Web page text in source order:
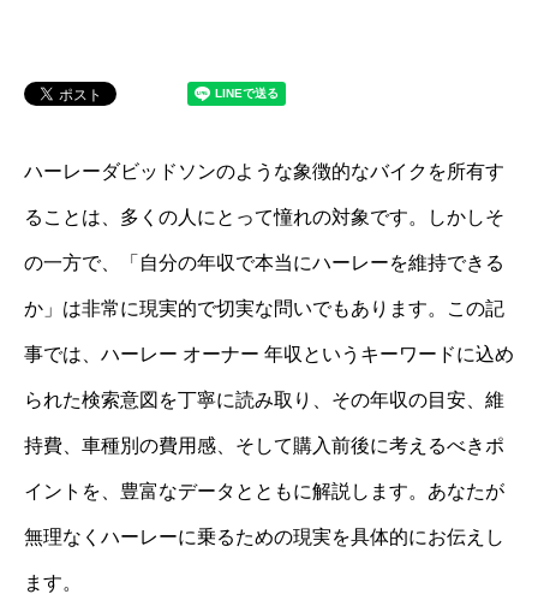
ハーレーダビッドソンのような象徴的なバイクを所有す
ることは、多くの人にとって憧れの対象です。しかしそ
の一方で、「自分の年収で本当にハーレーを維持できる
か」は非常に現実的で切実な問いでもあります。この記
事では、ハーレー オーナー 年収というキーワードに込め
られた検索意図を丁寧に読み取り、その年収の目安、維
持費、車種別の費用感、そして購入前後に考えるべきポ
イントを、豊富なデータとともに解説します。あなたが
無理なくハーレーに乗るための現実を具体的にお伝えし
ます。